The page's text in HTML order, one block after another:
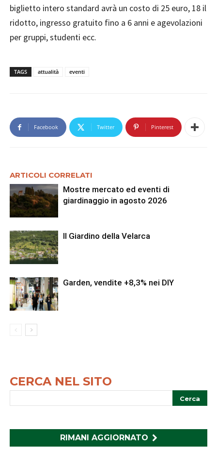
biglietto intero standard avrà un costo di 25 euro, 18 il
ridotto, ingresso gratuito fino a 6 anni e agevolazioni
per gruppi, studenti ecc.
TAGS attualità eventi
Facebook Twitter Pinterest
ARTICOLI CORRELATI
Mostre mercato ed eventi di
giardinaggio in agosto 2026
Il Giardino della Velarca
Garden, vendite +8,3% nei DIY
CERCA NEL SITO
RIMANI AGGIORNATO